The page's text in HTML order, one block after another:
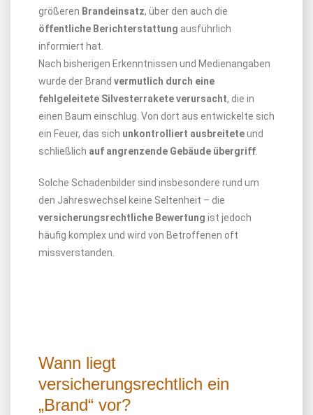
größeren Brandeinsatz, über den auch die
öffentliche Berichterstattung ausführlich
informiert hat.
Nach bisherigen Erkenntnissen und Medienangaben
wurde der Brand vermutlich durch eine
fehlgeleitete Silvesterrakete verursacht, die in
einen Baum einschlug. Von dort aus entwickelte sich
ein Feuer, das sich unkontrolliert ausbreiteteund
schließlich auf angrenzende Gebäude übergriff
Solche Schadenbilder sind insbesondere rund um
den Jahreswechsel keine Seltenheit – die
versicherungsrechtliche Bewertung ist jedoch
häufig komplex und wird von Betroffenen oft
missverstanden.
Wann liegt
versicherungsrechtlich ein
„Brand“ vor?